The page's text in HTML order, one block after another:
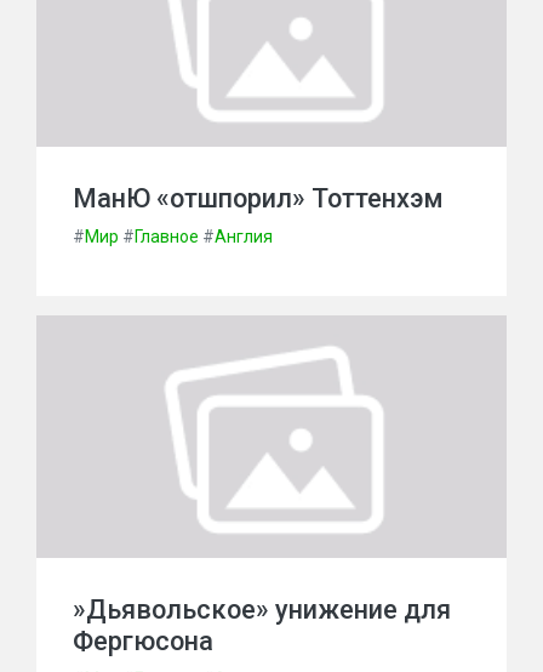
МанЮ «отшпорил» Тоттенхэм
#Мир #Главное #Англия
»Дьявольское» унижение для
Фергюсона